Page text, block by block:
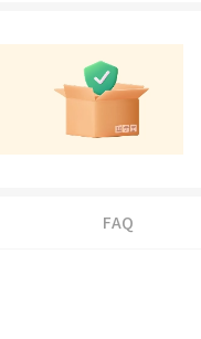
FAQ